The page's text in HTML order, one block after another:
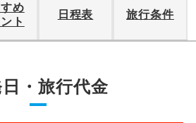
め
ト
日程表 旅行条件
・旅行代金